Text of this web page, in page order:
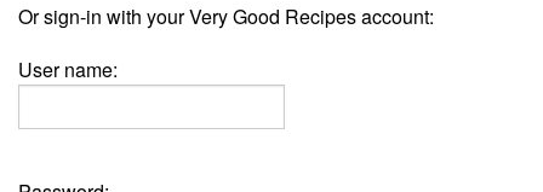
Or sign-in with your Very Good Recipes account:
User name: